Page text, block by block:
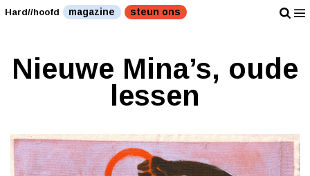
Hard//hoofd magazine steun ons
Nieuwe Mina’s, oude
lessen